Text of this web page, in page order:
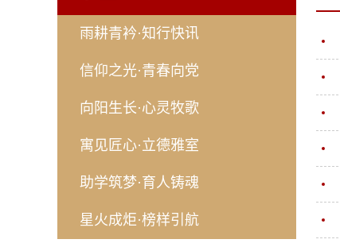
雨耕青衿·知行快讯
信仰之光·青春向党
向阳生长·心灵牧歌
寓见匠心·立德雅室
助学筑梦·育人铸魂
星火成炬·榜样引航